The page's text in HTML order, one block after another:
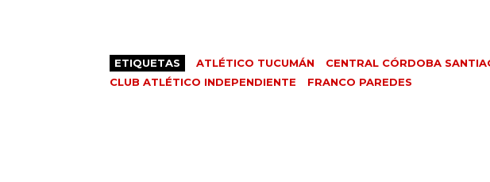
ETIQUETAS ATLÉTICO TUCUMÁN
CENTRAL CÓRDOBA
CLUB ATLÉTICO INDEPENDIENTE
FRANCO PAREDES